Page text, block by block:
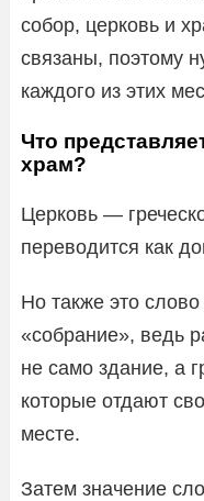
собор, церковь и
связаны, поэтому
каждого из этих
Что
храм?
Церковь —
переводится как
Но также это
«собрание», ведь
не само здание, а
которые отдают
месте.
Затем значение